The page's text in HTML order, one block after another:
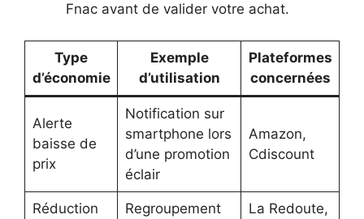
Fnac avant de valider votre achat.
Type
d’économie
Exemple
d’utilisation
Plateformes
concernées
Alerte
baisse de
prix
Notification sur
smartphone lors
d’une promotion
éclair
Amazon,
Cdiscount
Réduction
Regroupement
La Redoute,